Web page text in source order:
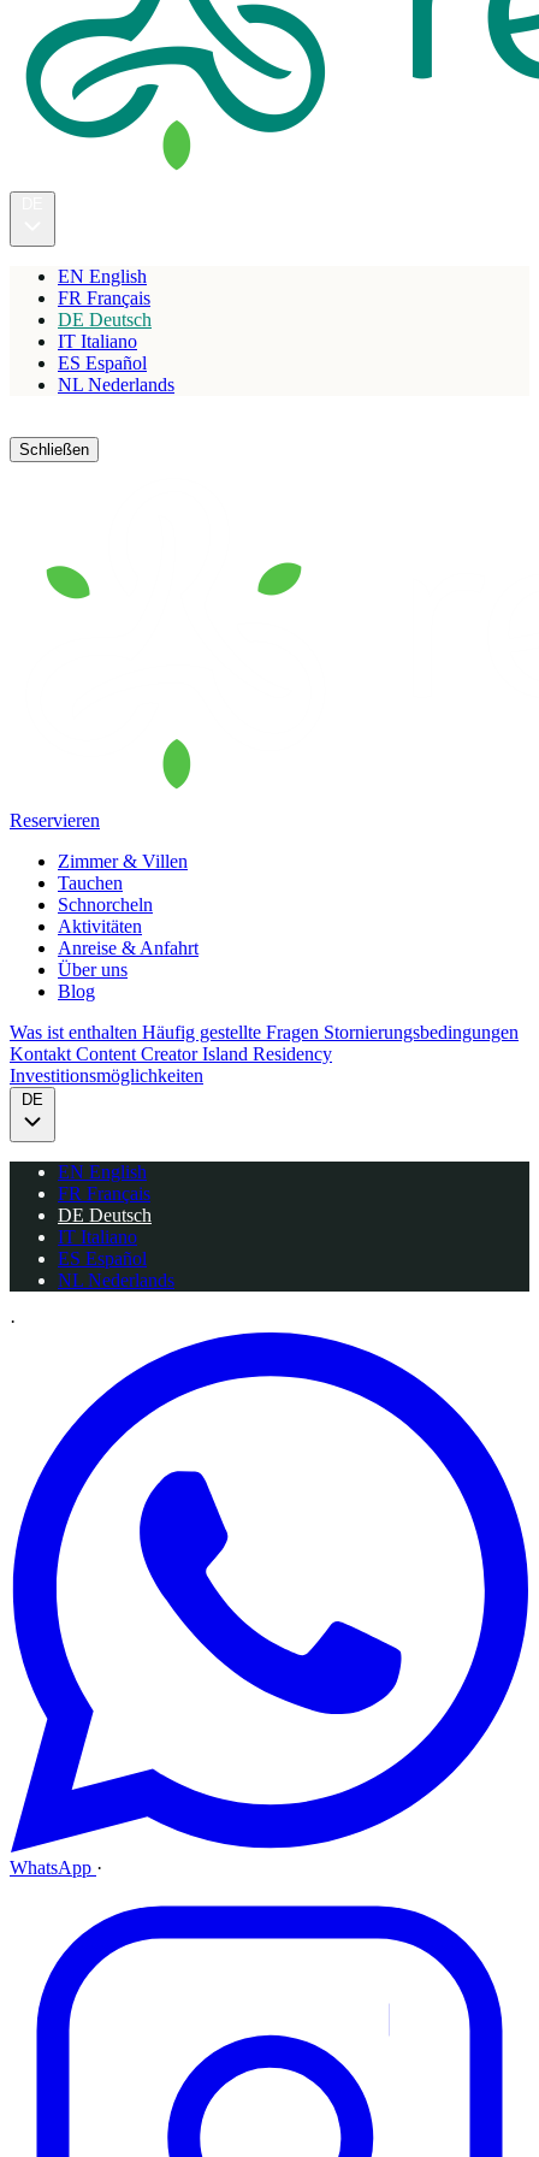
EN English
FR Français
DE Deutsch
IT Italiano
ES Español
NL Nederlands
Schließen
Reservieren
Zimmer & Villen
Tauchen
Schnorcheln
Aktivitäten
Anreise & Anfahrt
Über uns
Blog
Was ist enthalten Häufig gestellte Fragen Stornierungsbedingungen
Kontakt Content CreatorIsland Residency
Investitionsmöglichkeiten
DE
EN English
FR Français
DE Deutsch
IT Italiano
ES Español
NL Nederlands
·
WhatsApp ·